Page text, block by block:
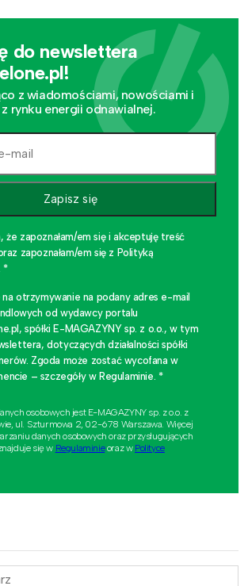
do newslettera
z wiadomościami, nowościami i
rynku energii odnawialnej.
Zapisz się
że zapoznałam/em się i akceptuję treść
zapoznałam/em się z Polityką
*
na otrzymywanie na podany adres e-mail
od wydawcy portalu
spółki E-MAGAZYNY sp. z o.o., w tym
dotyczących działalności spółki
Zgoda może zostać wycofana w
– szczegóły w Regulaminie. *
osobowych jest E-MAGAZYNY sp. z o.o. z
ul. Szturmowa 2, 02-678 Warszawa. Więcej
danych osobowych oraz przysługujących
się w Regulaminieoraz w Polityce